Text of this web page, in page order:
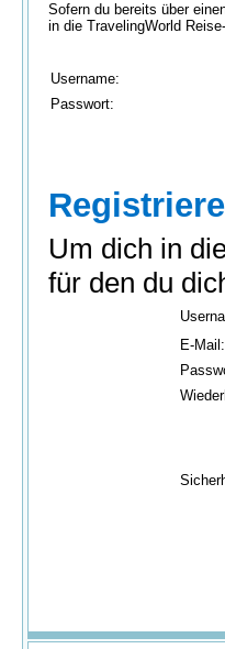
Sofern du bereits über
in die TravelingWorld
Username:
Passwort:
Um dich in
für den du
E-Mail: